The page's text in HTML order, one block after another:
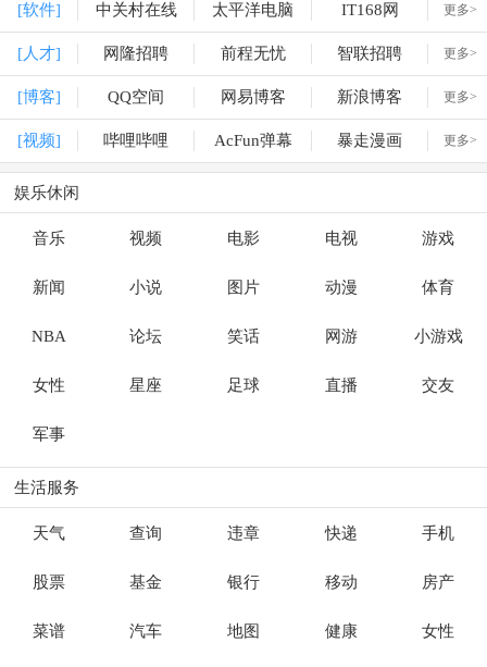
[软件] 中关村在线 太平洋电脑 IT168网 更多>
[人才] 网隆招聘 前程无忧 智联招聘 更多>
[博客] QQ空间 网易博客 新浪博客 更多>
[视频] 哔哩哔哩 AcFun弹幕 暴走漫画 更多>
娱乐休闲
音乐 视频 电影 电视 游戏
新闻 小说 图片 动漫 体育
NBA 论坛 笑话 网游 小游戏
女性 星座 足球 直播 交友
军事
生活服务
天气 查询 违章 快递 手机
股票 基金 银行 移动 房产
菜谱 汽车 地图 健康 女性